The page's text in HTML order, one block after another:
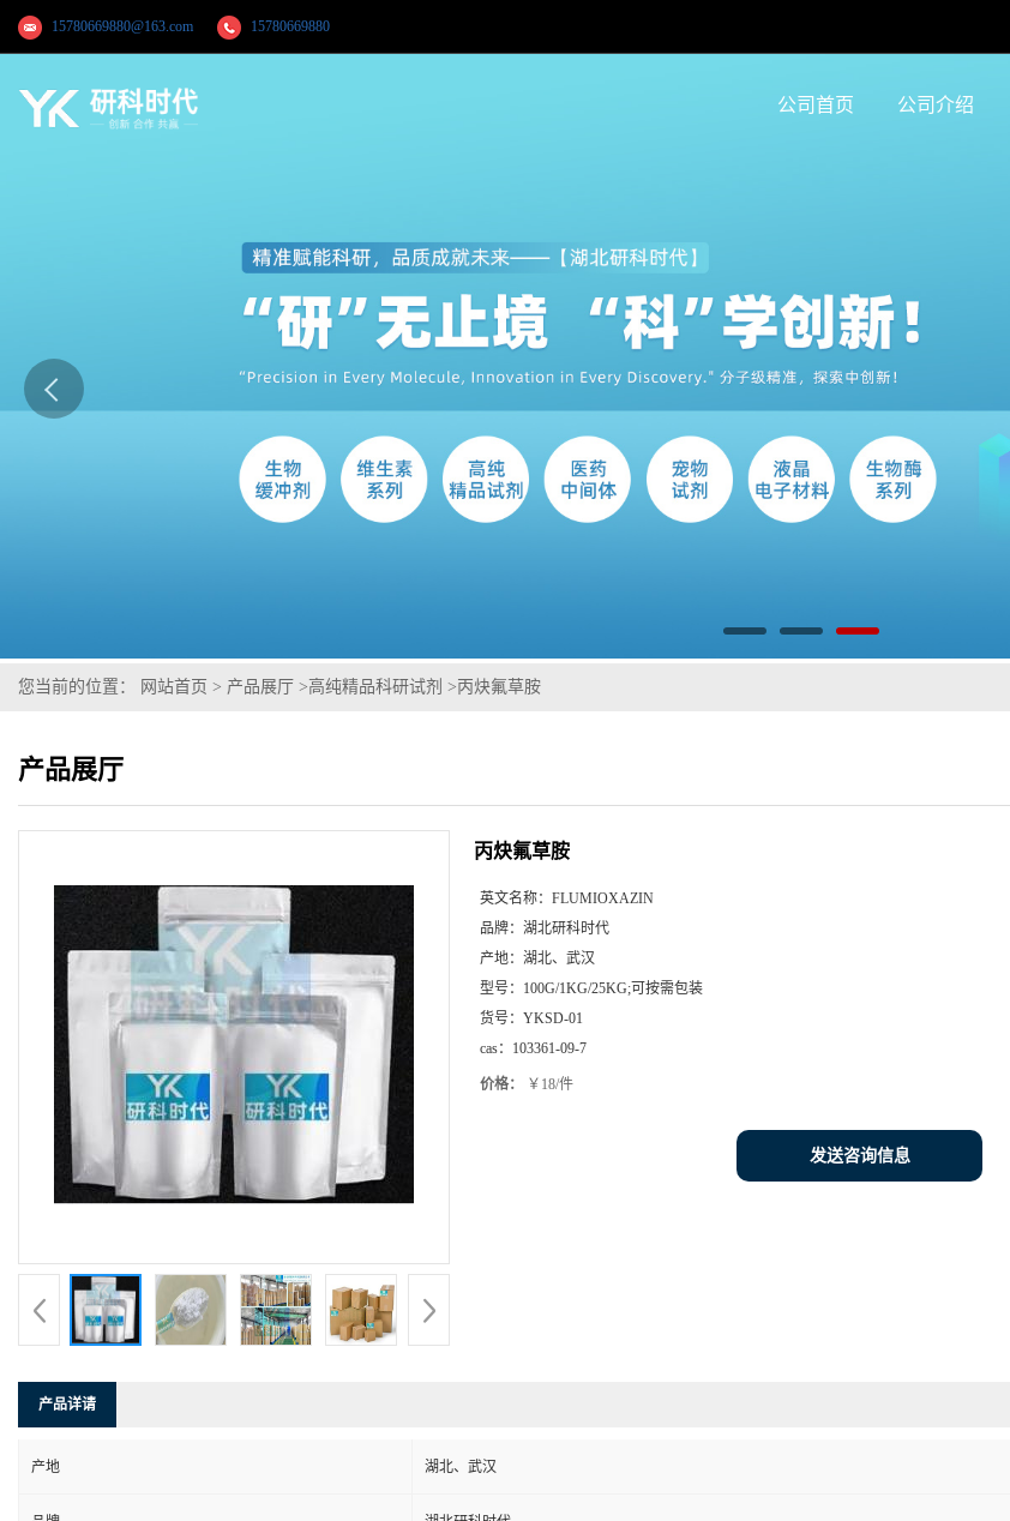
15780669880@163.com 15780669880
公司首页 公司介绍
您当前的位置： 网站首页 > 产品展厅 >高纯精品科研试剂 >丙炔氟草胺
产品展厅
丙炔氟草胺
英文名称： FLUMIOXAZIN
品牌： 湖北研科时代
产地： 湖北、武汉
型号： 100G/1KG/25KG;可按需包装
货号： YKSD-01
cas： 103361-09-7
价格： ￥18/件
发送咨询信息
产品详请
产地 湖北、武汉